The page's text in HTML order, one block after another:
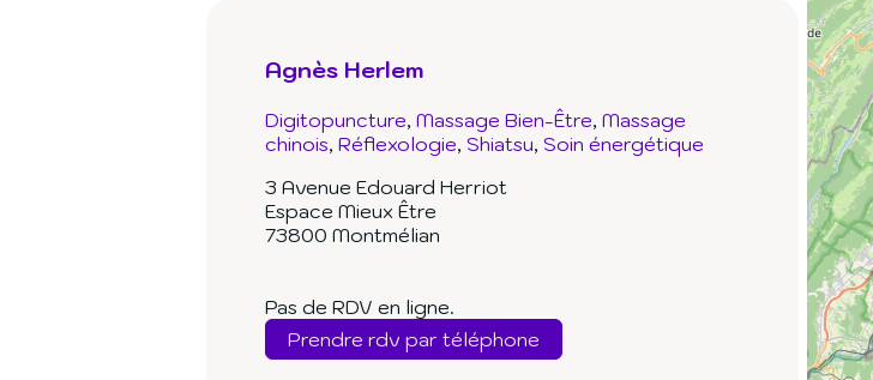
Agnès Herlem
Digitopuncture Massage Bien-Être Massage
chinois Réflexologie Shiatsu Soin énergétique
3 Avenue Edouard Herriot
Espace Mieux Être
73800 Montmélian
Pas de RDV en ligne.
Prendre rdv par téléphone